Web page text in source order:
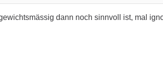
dann noch sinnvoll ist, mal